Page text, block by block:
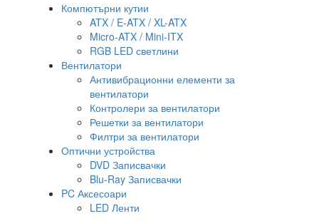
Компютърни кутии
ATX / E-ATX / XL-ATX
Micro-ATX / Mini-ITX
RGB LED светлини
Вентилатори
Антивибрационни елементи за
вентилатори
Контролери за вентилатори
Решетки за вентилатори
Филтри за вентилатори
Оптични устройства
DVD Записвачки
Blu-Ray Записвачки
PC Аксесоари
LED Ленти